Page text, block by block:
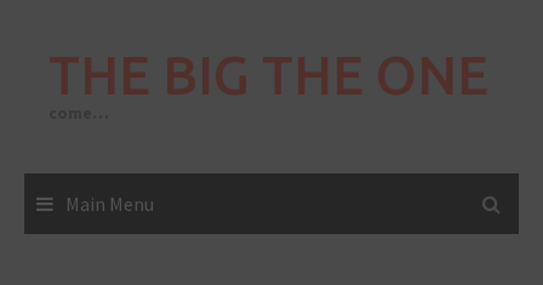
THE BIG THE ONE
Main Menu